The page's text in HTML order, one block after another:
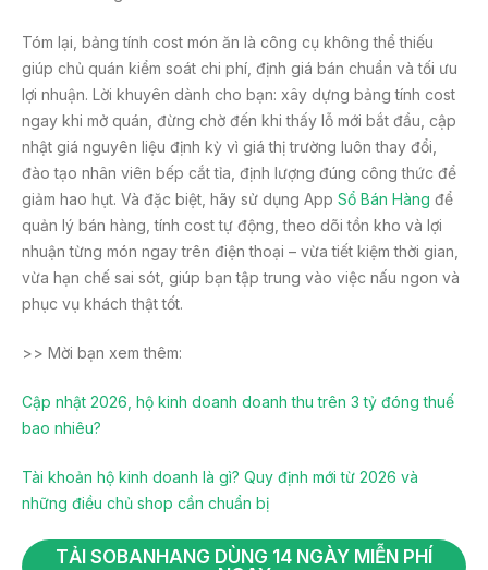
Tóm lại, bảng tính cost món ăn là công cụ không thể thiếu
giúp chủ quán kiểm soát chi phí, định giá bán chuẩn và tối ưu
lợi nhuận. Lời khuyên dành cho bạn: xây dựng bảng tính cost
ngay khi mở quán, đừng chờ đến khi thấy lỗ mới bắt đầu, cập
nhật giá nguyên liệu định kỳ vì giá thị trường luôn thay đổi,
đào tạo nhân viên bếp cắt tỉa, định lượng đúng công thức để
giảm hao hụt. Và đặc biệt, hãy sử dụng App Sổ Bán Hàng để
quản lý bán hàng, tính cost tự động, theo dõi tồn kho và lợi
nhuận từng món ngay trên điện thoại – vừa tiết kiệm thời gian,
vừa hạn chế sai sót, giúp bạn tập trung vào việc nấu ngon và
phục vụ khách thật tốt.
>> Mời bạn xem thêm:
Cập nhật 2026, hộ kinh doanh doanh thu trên 3 tỷ đóng thuế
bao nhiêu?
Tài khoản hộ kinh doanh là gì? Quy định mới từ 2026 và
những điều chủ shop cần chuẩn bị
TẢI SOBANHANG DÙNG 14 NGÀY MIỄN PHÍ